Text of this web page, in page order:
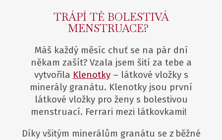
TRÁPÍ TĚ BOLESTIVÁ
MENSTRUACE?
Máš každý měsíc chuť se na pár dní
někam zašít? Vzala jsem šití za tebe a
vytvořila Klenotky– látkové vložky s
minerály granátu. Klenotky jsou první
látkové vložky pro ženy s bolestivou
menstruací. Ferrari mezi látkovkami!
Díky všitým minerálům granátu se z běžné